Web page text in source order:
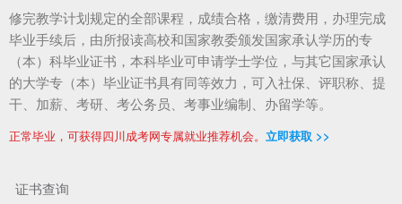
修完教学计划规定的全部课程，成绩合格，缴清费用，办理完成
毕业手续后，由所报读高校和国家教委颁发国家承认学历的专
（本）科毕业证书，本科毕业可申请学士学位，与其它国家承认
的大学专（本）毕业证书具有同等效力，可入社保、评职称、提
干、加薪、考研、考公务员、考事业编制、办留学等。
正常毕业，可获得四川成考网专属就业推荐机会。 立即获取 >>
证书查询